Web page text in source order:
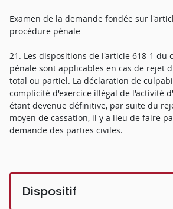
Examen de la demande fondée sur
procédure pénale
21. Les dispositions de l'article 618-1 du
pénale sont applicables en cas de rejet
total ou partiel. La déclaration de
complicité d'exercice illégal de l'activité
étant devenue définitive, par suite du
moyen de cassation, il y a lieu de faire
demande des parties civiles.
Dispositif